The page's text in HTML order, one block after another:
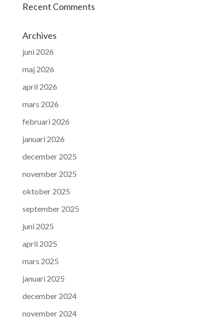
Recent Comments
Archives
juni 2026
maj 2026
april 2026
mars 2026
februari 2026
januari 2026
december 2025
november 2025
oktober 2025
september 2025
juni 2025
april 2025
mars 2025
januari 2025
december 2024
november 2024